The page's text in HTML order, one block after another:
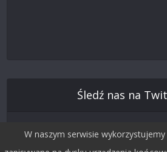
Śledź nas na
W naszym serwisie wykorzystujemy